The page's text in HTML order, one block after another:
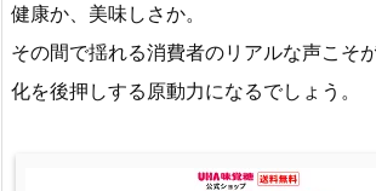
健康か、美味しさか。
その間で揺れる消費者のリアルな声こそ
化を後押しする原動力になるでしょう。